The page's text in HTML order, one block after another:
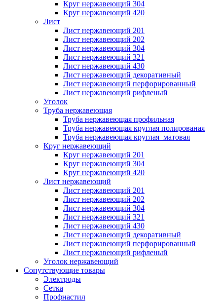
Круг нержавеющий 304
Круг нержавеющий 420
Лист
Лист нержавеющий 201
Лист нержавеющий 202
Лист нержавеющий 304
Лист нержавеющий 321
Лист нержавеющий 430
Лист нержавеющий декоративный
Лист нержавеющий перфорированный
Лист нержавеющий рифленый
Уголок
Труба нержавеющая
Труба нержавеющая профильная
Труба нержавеющая круглая полированая
Труба нержавеющая круглая матовая
Круг нержавеющий
Круг нержавеющий 201
Круг нержавеющий 304
Круг нержавеющий 420
Лист нержавеющий
Лист нержавеющий 201
Лист нержавеющий 202
Лист нержавеющий 304
Лист нержавеющий 321
Лист нержавеющий 430
Лист нержавеющий декоративный
Лист нержавеющий перфорированный
Лист нержавеющий рифленый
Уголок нержавеющий
Cопутствующие товары
Электроды
Сетка
Профнастил